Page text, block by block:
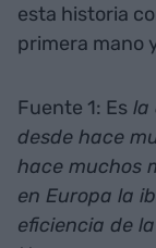
esta historia
primera mano
Fuente 1: Es la
desde hace
hace muchos
en Europa la
eficiencia de